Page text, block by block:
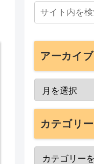
アーカイブ
カテゴリー